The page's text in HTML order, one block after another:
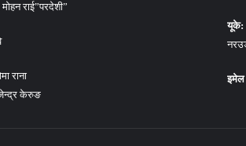
राई”परदेशी”
राना
केरुङ
यूके:
इमेल